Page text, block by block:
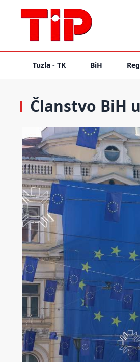
Tuzla - TK BiH
Članstvo BiH